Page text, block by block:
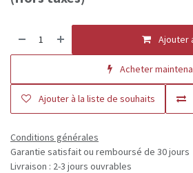
Ajouter
Acheter
Ajouter à la liste de souhaits
Conditions générales
Garantie satisfait ou remboursé de 30 jours
Livraison : 2-3 jours ouvrables